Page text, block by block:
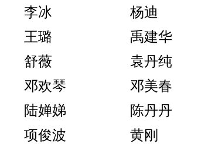
李冰
杨迪
王璐
禹建华
舒薇
袁丹纯
邓欢琴
邓美春
陆婵娣
陈丹丹
项俊波 黄刚